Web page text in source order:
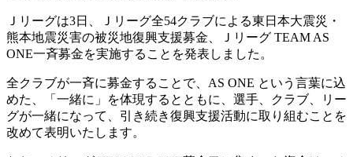
Ｊリーグは3日、Ｊリーグ全54クラブによる東日本大震災・
熊本地震災害の被災地復興支援募金、Ｊリーグ TEAM AS
ONE一斉募金を実施することを発表しました。
全クラブが一斉に募金することで、AS ONE という言葉に込
めた、「一緒に」を体現するとともに、選手、クラブ、リー
グが一緒になって、引き続き復興支援活動に取り組むことを
改めて表明いたします。